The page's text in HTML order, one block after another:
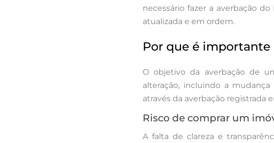
necessário fazer a averbação
atualizada e em ordem.
Por que é
O objetivo da averbação de
alteração, incluindo a
através da averbação registrada
Risco de comprar um
A falta de clareza e